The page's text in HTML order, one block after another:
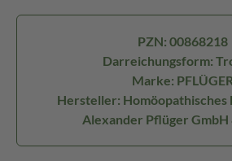
PZN: 00868218
Darreichungsform:
Marke: PFLÜGER
Hersteller: Homöopathisches
Alexander Pflüger GmbH